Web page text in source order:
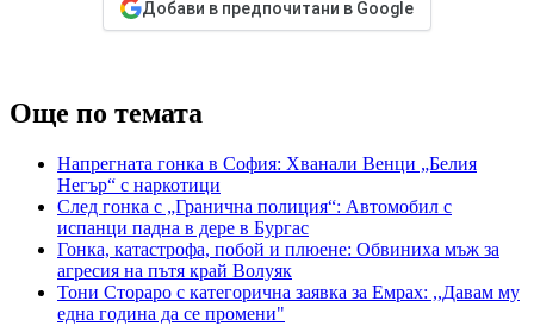
Добави в предпочитани в Google
Още по темата
Напрегната гонка в София: Хванали Венци „Белия
Негър“ с наркотици
След гонка с „Гранична полиция“: Автомобил с
испанци падна в дере в Бургас
Гонка, катастрофа, побой и плюене: Обвиниха мъж за
агресия на пътя край Волуяк
Тони Стораро с категорична заявка за Емрах: ,,Давам му
една година да се промени"